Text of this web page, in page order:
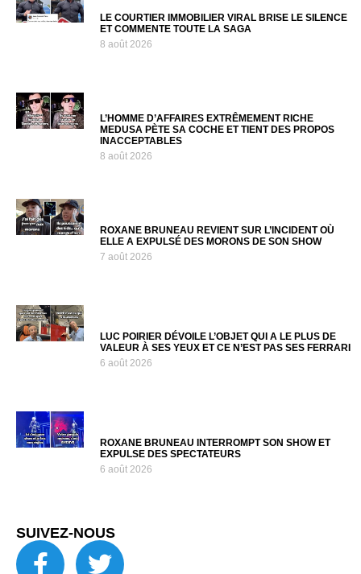
LE COURTIER IMMOBILIER VIRAL BRISE LE SILENCE
ET COMMENTE TOUTE LA SAGA
8 août 2026
L’HOMME D’AFFAIRES EXTRÊMEMENT RICHE
MEDUSA PÈTE SA COCHE ET TIENT DES PROPOS
INACCEPTABLES
8 août 2026
ROXANE BRUNEAU REVIENT SUR L’INCIDENT OÙ
ELLE A EXPULSÉ DES MORONS DE SON SHOW
7 août 2026
LUC POIRIER DÉVOILE L’OBJET QUI A LE PLUS DE
VALEUR À SES YEUX ET CE N’EST PAS SES FERRARI
6 août 2026
ROXANE BRUNEAU INTERROMPT SON SHOW ET
EXPULSE DES SPECTATEURS
6 août 2026
SUIVEZ-NOUS